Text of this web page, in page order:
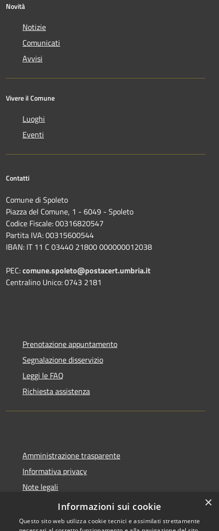
Novità
Notizie
Comunicati
Avvisi
Vivere il Comune
Luoghi
Eventi
Contatti
Comune di Spoleto
Piazza del Comune, 1 - 6049 - Spoleto
Codice Fiscale: 00316820547
Partita IVA: 00315600544
IBAN: IT 11 C 03440 21800 000000012038
PEC:comune.spoleto@postacert.umbria.it
Centralino Unico: 0743 2181
Prenotazione appuntamento
Segnalazione disservizio
Leggi le FAQ
Richiesta assistenza
Amministrazione trasparente
Informativa privacy
Note legali
Dichiarazione di accessibilità
×
Informazioni sui cookie
Questo sito web utilizza cookie tecnici e assimilati strettamente